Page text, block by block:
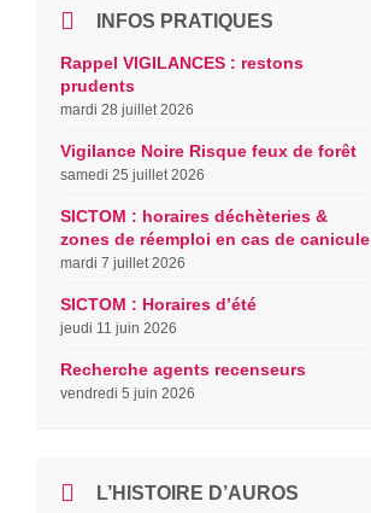
INFOS PRATIQUES
Rappel VIGILANCES : restons
prudents
mardi 28 juillet 2026
Vigilance Noire Risque feux de forêt
samedi 25 juillet 2026
SICTOM : horaires déchèteries &
zones de réemploi en cas de canicule
mardi 7 juillet 2026
SICTOM : Horaires d’été
jeudi 11 juin 2026
Recherche agents recenseurs
vendredi 5 juin 2026
L’HISTOIRE D’AUROS